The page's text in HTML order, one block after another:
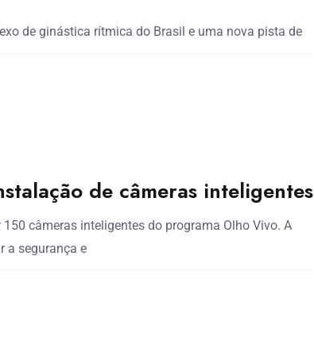
de ginástica rítmica do Brasil e uma nova pista de
de câmeras inteligentes
câmeras inteligentes do programa Olho Vivo. A
a segurança e